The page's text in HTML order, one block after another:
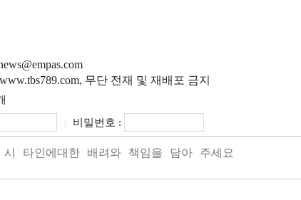
무단 전재 및 재배포 금지
비밀번호 :